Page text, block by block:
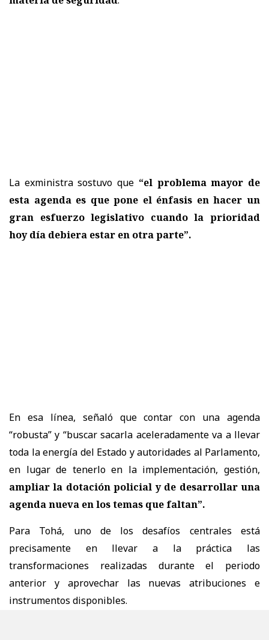
La exministra sostuvo que “el problema mayor de
esta agenda es que pone el énfasis en hacer un
gran esfuerzo legislativo cuando la prioridad
hoy día debiera estar en otra parte”.
En esa línea, señaló que contar con una agenda
“robusta” y “buscar sacarla aceleradamente va a llevar
toda la energía del Estado y autoridades al Parlamento,
en lugar de tenerlo en la implementación, gestión,
ampliar la dotación policial y de desarrollar una
agenda nueva en los temas que faltan”.
Para Tohá, uno de los desafíos centrales está
precisamente en llevar a la práctica las
transformaciones realizadas durante el periodo
anterior y aprovechar las nuevas atribuciones e
instrumentos disponibles.